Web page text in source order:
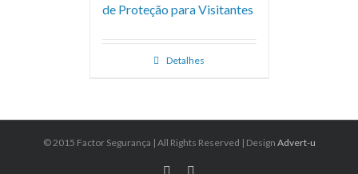
de Proteção para Visitantes
Detalhes
© 2015 Factor Segurança | All Rights Reserved | Design Advert-u